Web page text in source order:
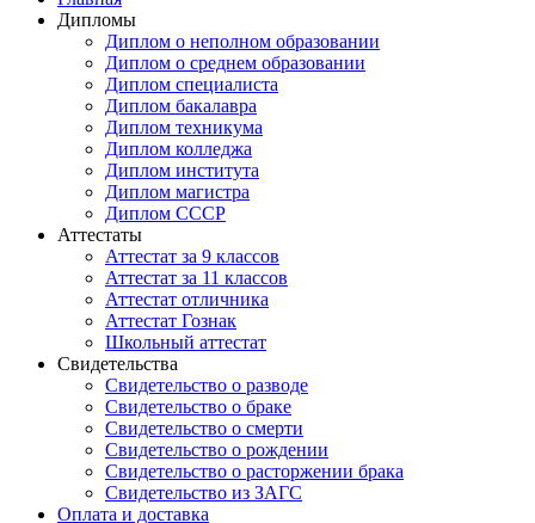
Дипломы
Диплом о неполном образовании
Диплом о среднем образовании
Диплом специалиста
Диплом бакалавра
Диплом техникума
Диплом колледжа
Диплом института
Диплом магистра
Диплом СССР
Аттестаты
Аттестат за 9 классов
Аттестат за 11 классов
Аттестат отличника
Аттестат Гознак
Школьный аттестат
Свидетельства
Свидетельство о разводе
Свидетельство о браке
Свидетельство о смерти
Свидетельство о рождении
Свидетельство о расторжении брака
Свидетельство из ЗАГС
Оплата и доставка